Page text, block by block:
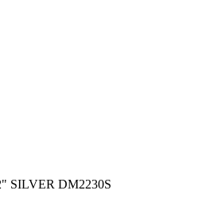
SILVER DM2230S